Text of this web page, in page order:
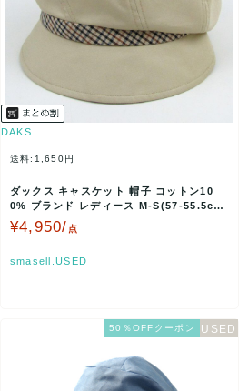
DAKS
送料:1,650円
ダックス キャスケット 帽子 コットン10
0% ブランド レディース M-S(57-55.5c
m)サ…
¥4,950/ 点
smasell.USED
50％OFFクーポン